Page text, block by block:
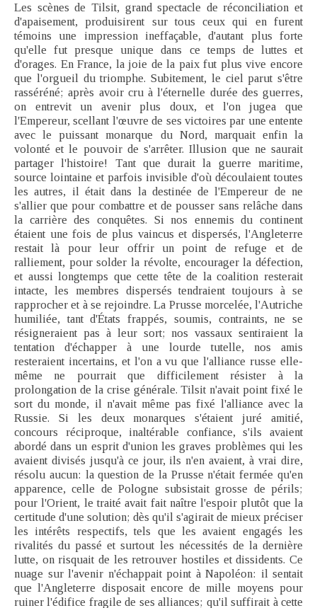
Les scènes de Tilsit, grand spectacle de réconciliation et
d'apaisement, produisirent sur tous ceux qui en furent
témoins une impression ineffaçable, d'autant plus forte
qu'elle fut presque unique dans ce temps de luttes et
d'orages. En France, la joie de la paix fut plus vive encore
que l'orgueil du triomphe. Subitement, le ciel parut s'être
rasséréné; après avoir cru à l'éternelle durée des guerres,
on entrevit un avenir plus doux, et l'on jugea que
l'Empereur, scellant l'œuvre de ses victoires par une entente
avec le puissant monarque du Nord, marquait enfin la
volonté et le pouvoir de s'arrêter. Illusion que ne saurait
partager l'histoire! Tant que durait la guerre maritime,
source lointaine et parfois invisible d'où découlaient toutes
les autres, il était dans la destinée de l'Empereur de ne
s'allier que pour combattre et de pousser sans relâche dans
la carrière des conquêtes. Si nos ennemis du continent
étaient une fois de plus vaincus et dispersés, l'Angleterre
restait là pour leur offrir un point de refuge et de
ralliement, pour solder la révolte, encourager la défection,
et aussi longtemps que cette tête de la coalition resterait
intacte, les membres dispersés tendraient toujours à se
rapprocher et à se rejoindre. La Prusse morcelée, l'Autriche
humiliée, tant d'États frappés, soumis, contraints, ne se
résigneraient pas à leur sort; nos vassaux sentiraient la
tentation d'échapper à une lourde tutelle, nos amis
resteraient incertains, et l'on a vu que l'alliance russe elle-
même ne pourrait que difficilement résister à la
prolongation de la crise générale. Tilsit n'avait point fixé le
sort du monde, il n'avait même pas fixé l'alliance avec la
Russie. Si les deux monarques s'étaient juré amitié,
concours réciproque, inaltérable confiance, s'ils avaient
abordé dans un esprit d'union les graves problèmes qui les
avaient divisés jusqu'à ce jour, ils n'en avaient, à vrai dire,
résolu aucun: la question de la Prusse n'était fermée qu'en
apparence, celle de Pologne subsistait grosse de périls;
pour l'Orient, le traité avait fait naître l'espoir plutôt que la
certitude d'une solution; dès qu'il s'agirait de mieux préciser
les intérêts respectifs, tels que les avaient engagés les
rivalités du passé et surtout les nécessités de la dernière
lutte, on risquait de les retrouver hostiles et dissidents. Ce
nuage sur l'avenir n'échappait point à Napoléon: il sentait
que l'Angleterre disposait encore de mille moyens pour
ruiner l'édifice fragile de ses alliances; qu'il suffirait à cette